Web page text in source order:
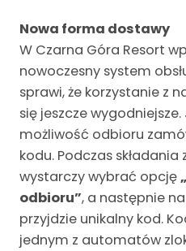
Nowa forma dostawy
W Czarna Góra Resort
nowoczesny system
sprawi, że korzystanie z
się jeszcze
możliwość odbioru
kodu. Podczas
wystarczy wybrać opcję
odbioru”, a następnie
przyjdzie unikalny kod.
jednym z automatów